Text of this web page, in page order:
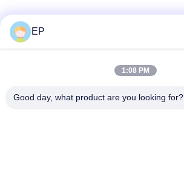
Snel contact
EP
1:08 PM
Good day, what product are you looking for?